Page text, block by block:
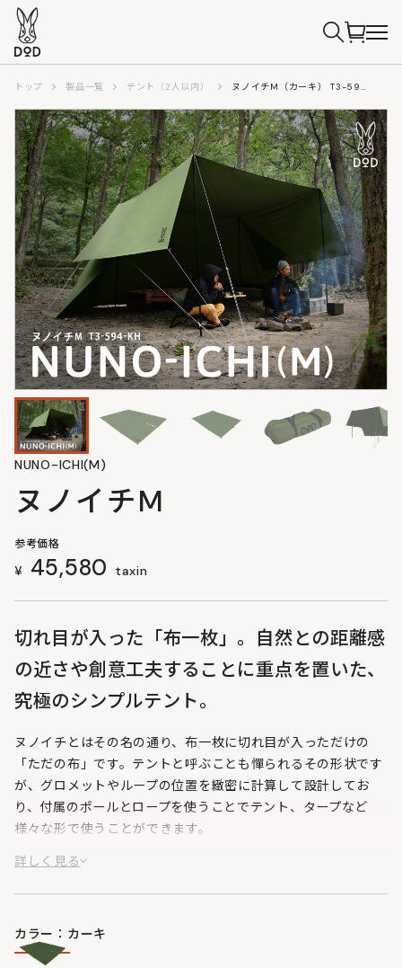
トップ 製品一覧 テント（2人以内） ヌノイチM（カーキ） T3-594-KH
NUNO-ICHI(M)
ヌノイチM
参考価格
¥ 45,580 taxin
切れ目が入った「布一枚」。自然との距離感
の近さや創意工夫することに重点を置いた、
究極のシンプルテント。
ヌノイチとはその名の通り、布一枚に切れ目が入っただけの
「ただの布」です。テントと呼ぶことも憚られるその形状です
が、グロメットやループの位置を緻密に計算して設計してお
り、付属のポールとロープを使うことでテント、タープなど
様々な形で使うことができます。
エーションはあり得ません。布一枚の薄さで自然との距離感を
近づけ、自分の創意工夫でシチェーションに応じた形を作るこ
機能を追い求めた近代的テントでは感じることのできない「な
にか」を感じることができるはずです。
詳しく見る
カラー：カーキ